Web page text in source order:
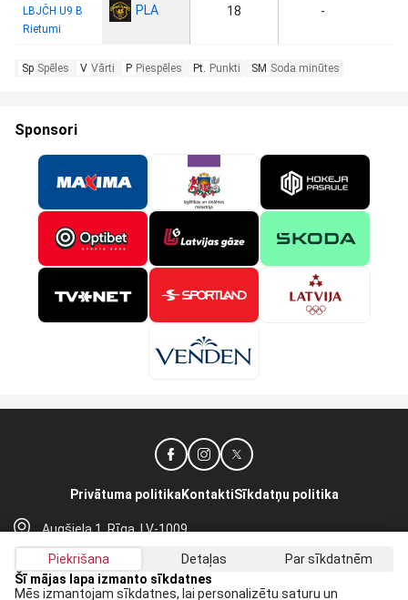
LBJČH U9 B
Rietumi
PLA 18 -
Sp Spēles V Vārti P Piespēles Pt. Punkti SM Soda minūtes
Sponsori
Augšiela 1, Rīga, LV-1009
lhf@lhf.lv
+371 67565614
Privātuma politika KontaktiSīkdatņu politika
Piekrišana Detaļas
Par sīkdatnēm
Šī mājas lapa izmanto sīkdatnes
Mēs izmantojam sīkdatnes, lai personalizētu saturu un